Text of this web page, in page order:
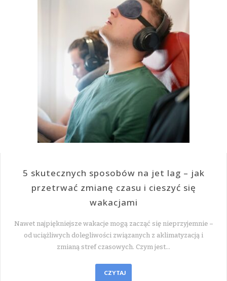
5 skutecznych sposobów na jet lag – jak
przetrwać zmianę czasu i cieszyć się
wakacjami
Nawet najpiękniejsze wakacje mogą zacząć się nieprzyjemnie –
od uciążliwych dolegliwości związanych z aklimatyzacją i
zmianą stref czasowych. Czym jest…
CZYTAJ